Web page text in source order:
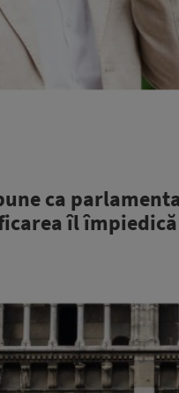
ca
îl